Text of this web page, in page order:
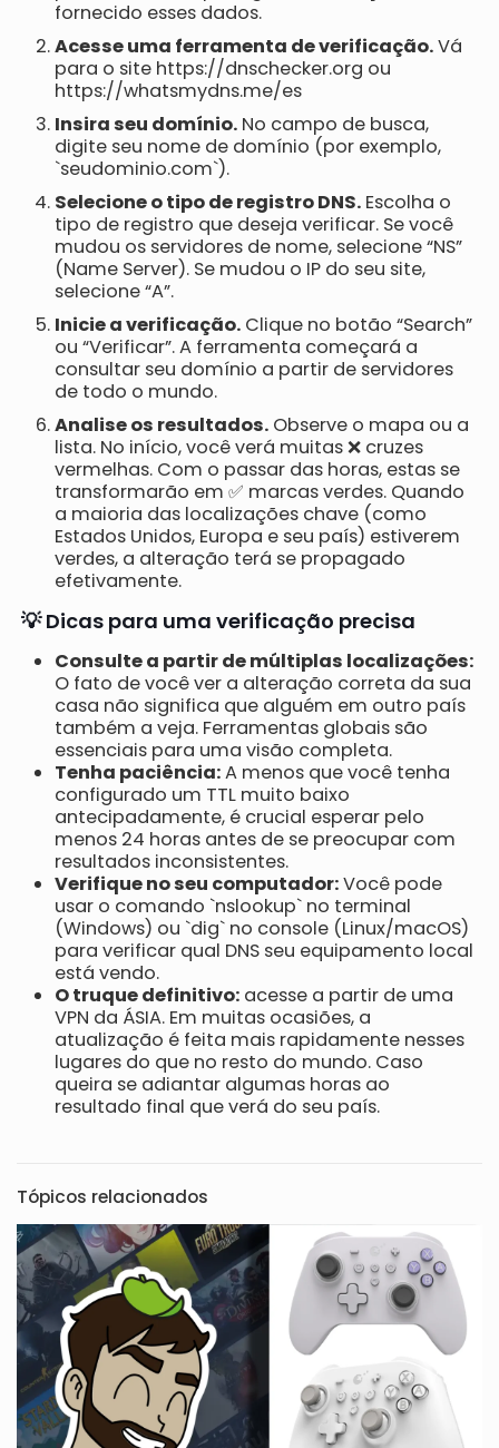
fornecido esses dados.
Acesse uma ferramenta de verificação.Vá
para o site https://dnschecker.org ou
https://whatsmydns.me/es
Insira seu domínio. No campo de busca,
digite seu nome de domínio (por exemplo,
`seudominio.com`).
Selecione o tipo de registro DNS. Escolha o
tipo de registro que deseja verificar. Se você
mudou os servidores de nome, selecione “NS”
(Name Server). Se mudou o IP do seu site,
selecione “A”.
Inicie a verificação. Clique no botão “Search”
ou “Verificar”. A ferramenta começará a
consultar seu domínio a partir de servidores
de todo o mundo.
Analise os resultados. Observe o mapa ou a
lista. No início, você verá muitas ❌ cruzes
vermelhas. Com o passar das horas, estas se
transformarão em ✅ marcas verdes. Quando
a maioria das localizações chave (como
Estados Unidos, Europa e seu país) estiverem
verdes, a alteração terá se propagado
efetivamente.
💡 Dicas para uma verificação precisa
Consulte a partir de múltiplas localizações:
O fato de você ver a alteração correta da sua
casa não significa que alguém em outro país
também a veja. Ferramentas globais são
essenciais para uma visão completa.
Tenha paciência:A menos que você tenha
configurado um TTL muito baixo
antecipadamente, é crucial esperar pelo
menos 24 horas antes de se preocupar com
resultados inconsistentes.
Verifique no seu computador:Você pode
usar o comando `nslookup` no terminal
(Windows) ou `dig` no console (Linux/macOS)
para verificar qual DNS seu equipamento local
está vendo.
O truque definitivo: acesse a partir de uma
VPN da ÁSIA. Em muitas ocasiões, a
atualização é feita mais rapidamente nesses
lugares do que no resto do mundo. Caso
queira se adiantar algumas horas ao
resultado final que verá do seu país.
Tópicos relacionados